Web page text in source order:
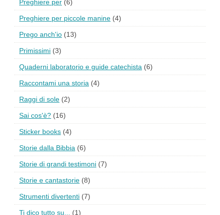
Preghiere per (6)
Preghiere per piccole manine (4)
Prego anch'io (13)
Primissimi (3)
Quaderni laboratorio e guide catechista (6)
Raccontami una storia (4)
Raggi di sole (2)
Sai cos'è? (16)
Sticker books (4)
Storie dalla Bibbia (6)
Storie di grandi testimoni (7)
Storie e cantastorie (8)
Strumenti divertenti (7)
Ti dico tutto su... (1)